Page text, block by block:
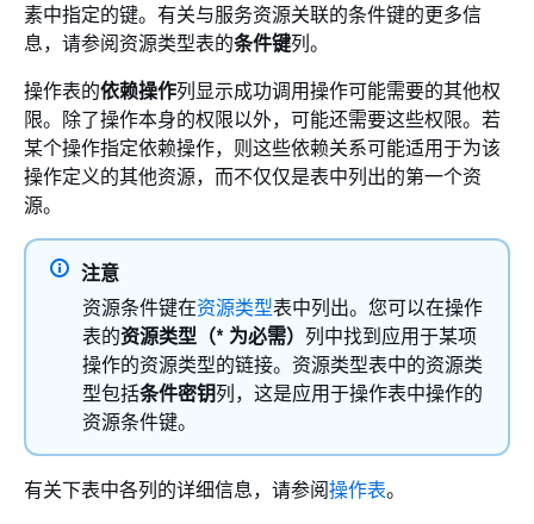
素中指定的键。有关与服务资源关联的条件键的更多信
息，请参阅资源类型表的条件键列。
操作表的依赖操作列显示成功调用操作可能需要的其他权
限。除了操作本身的权限以外，可能还需要这些权限。若
某个操作指定依赖操作，则这些依赖关系可能适用于为该
操作定义的其他资源，而不仅仅是表中列出的第一个资
源。
注意
资源条件键在资源类型表中列出。您可以在操作
表的资源类型（* 为必需） 列中找到应用于某项
操作的资源类型的链接。资源类型表中的资源类
型包括条件密钥列，这是应用于操作表中操作的
资源条件键。
有关下表中各列的详细信息，请参阅操作表。